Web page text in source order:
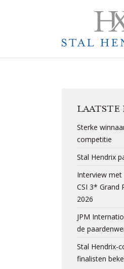
LAATSTE
Sterke
competitie
Stal Hendrix
Interview met
CSI 3* Grand
2026
JPM
de
Stal Hendrix-
finalisten